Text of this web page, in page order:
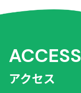
ACCESS
アクセス